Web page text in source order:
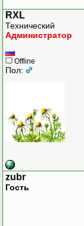
RXL
Технический
Администратор
Offline
Пол:
zubr
Гость